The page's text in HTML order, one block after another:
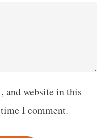
and website in this
I comment.